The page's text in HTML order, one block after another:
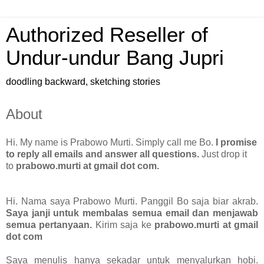
Authorized Reseller of
Undur-undur Bang Jupri
doodling backward, sketching stories
About
Hi. My name is Prabowo Murti. Simply call me Bo.
I promise
to reply all emails and answer all questions. Just drop it
to prabowo.murti at gmail dot com.
Hi. Nama saya Prabowo Murti. Panggil Bo saja biar akrab.
Saya janji untuk membalas semua email dan menjawab
semua pertanyaan. Kirim saja ke prabowo.murti at gmail
dot com
Saya menulis hanya sekadar untuk menyalurkan hobi.